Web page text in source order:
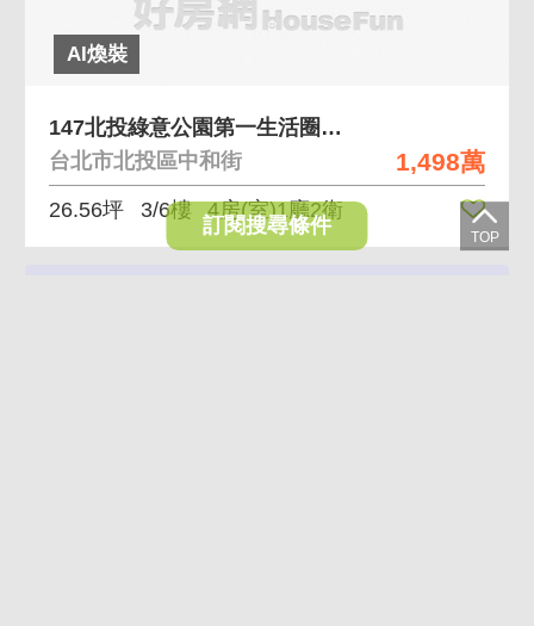
AI煥裝
1,498萬
147北投綠意公園第一生活圈挑高4房創藝家美宅
台北市北投區中和街
26.56坪 3/6樓 4房(室)1廳2衛
訂閱搜尋條件